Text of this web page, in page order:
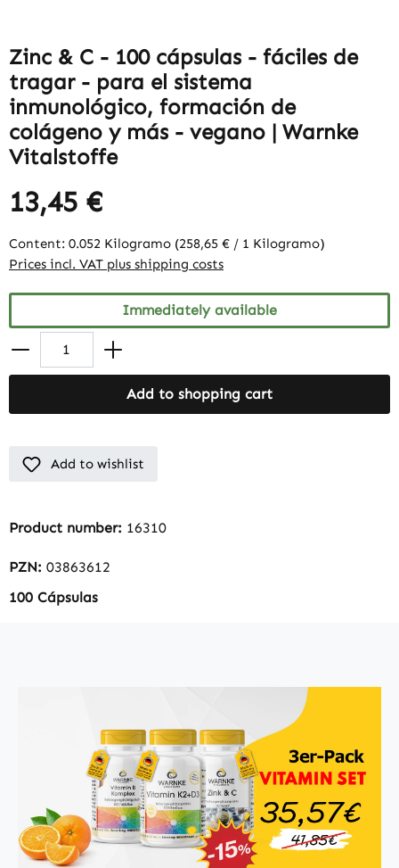
Zinc & C - 100 cápsulas - fáciles de
tragar - para el sistema
inmunológico, formación de
colágeno y más - vegano | Warnke
Vitalstoffe
13,45 €
Content: 0.052 Kilogramo (258,65 € / 1 Kilogramo)
Prices incl. VAT plus shipping costs
Immediately available
Add to shopping cart
Add to wishlist
Product number: 16310
PZN: 03863612
100 Cápsulas